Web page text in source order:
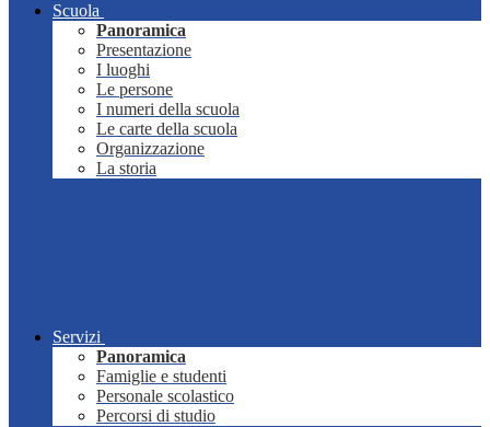
Scuola
Panoramica
Presentazione
I luoghi
Le persone
I numeri della scuola
Le carte della scuola
Organizzazione
La storia
Servizi
Panoramica
Famiglie e studenti
Personale scolastico
Percorsi di studio